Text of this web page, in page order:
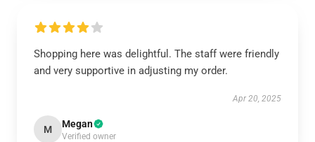
Shopping here was delightful. The staff were friendly
and very supportive in adjusting my order.
Apr 20, 2025
M Megan
Verified owner